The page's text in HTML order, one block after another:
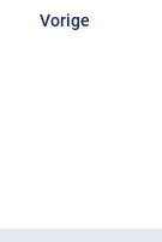
Vorige